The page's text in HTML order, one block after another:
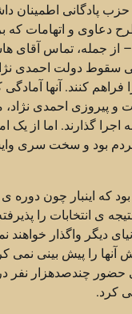
پادگانی اطمینان
و اتهامات که
از جمله، تماس آقای
سقوط دولت احمدی
کنند. آنها
و پیروزی احمدی
اجرا گذارند. اما از یک
بود و سخت سری
که اینبار چون دوره
ی انتخابات را
دیگر واگذار خواهند
آنها را پیش بینی نمی
چندصدهزار نفر در
کرد.